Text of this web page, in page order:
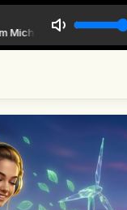
{em qualquer lugar}